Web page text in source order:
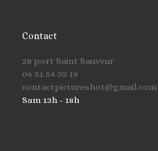
Contact
28 port Saint Sauveur
06 51 54 33 19
contactpictureshot@gmail.com
Sam 13h - 18h